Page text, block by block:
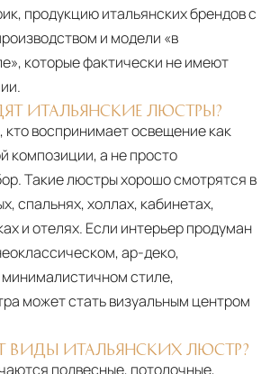
продукцию итальянских брендов с
и модели «в
которые фактически не имеют
ИТАЛЬЯНСКИЕ ЛЮСТРЫ?
кто воспринимает освещение как
композиции, а не просто
Такие люстры хорошо смотрятся в
спальнях, холлах, кабинетах,
и отелях. Если интерьер продуман
ар-деко,
стиле,
может стать визуальным центром
ВИДЫ ИТАЛЬЯНСКИХ ЛЮСТР?
подвесные, потолочные,